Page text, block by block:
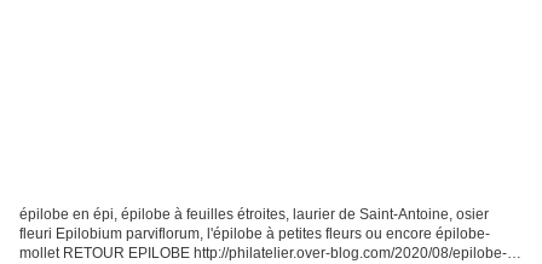
épilobe en épi, épilobe à feuilles étroites, laurier de Saint-Antoine, osier
fleuri Epilobium parviflorum, l'épilobe à petites fleurs ou encore épilobe-
mollet RETOUR EPILOBE http://philatelier.over-blog.com/2020/08/epilobe-